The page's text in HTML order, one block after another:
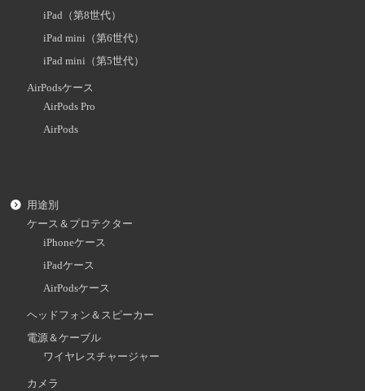
iPad（第8世代）
iPad mini（第6世代）
iPad mini（第5世代）
AirPodsケース
AirPods Pro
AirPods
用途別
ケース＆プロテクター
iPhoneケース
iPadケース
AirPodsケース
ヘッドフォン＆スピーカー
電源＆ケーブル
ワイヤレスチャージャー
カメラ